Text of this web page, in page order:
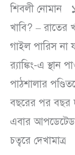
শিবলী নোমান
খাবি? – রাতের
গাইল পারিস না
র‍্যাঙ্কিং-এ স্থান
পাঠশালার
বছরের পর বছর
এবার আপডেটেড
চত্বরে দেখামাত্র